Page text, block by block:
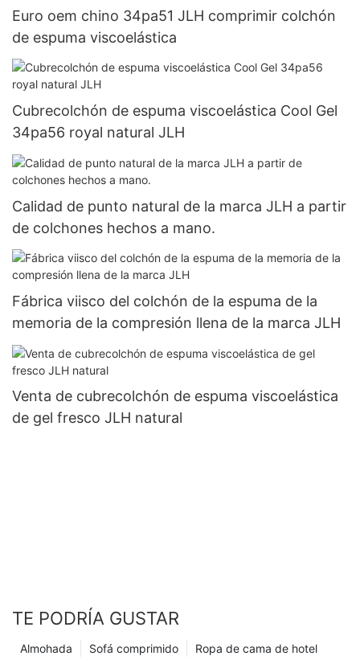
Euro oem chino 34pa51 JLH comprimir colchón
de espuma viscoelástica
Cubrecolchón de espuma viscoelástica Cool Gel
34pa56 royal natural JLH
Calidad de punto natural de la marca JLH a partir
de colchones hechos a mano.
Fábrica viisco del colchón de la espuma de la
memoria de la compresión llena de la marca JLH
Venta de cubrecolchón de espuma viscoelástica
de gel fresco JLH natural
TE PODRÍA GUSTAR
Ropa de cama de hotel
Sofá comprimido
Almohada